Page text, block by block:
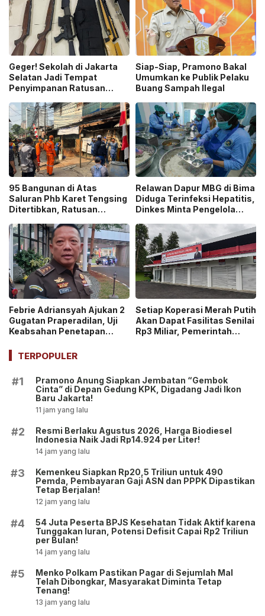
Geger! Sekolah di Jakarta
Selatan Jadi Tempat
Penyimpanan Ratusan
Pemilik
Siap-Siap, Pramono Bakal
Umumkan ke Publik Pelaku
Buang Sampah Ilegal
95 Bangunan di Atas
Saluran Phb Karet Tengsing
Ditertibkan, Ratusan
Dikerahkan
Relawan Dapur MBG di Bima
Diduga Terinfeksi Hepatitis,
Dinkes Minta Pengelola
Febrie Adriansyah Ajukan 2
Gugatan Praperadilan, Uji
Keabsahan Penetapan
Penyitaan Aset!
Setiap Koperasi Merah Putih
Akan Dapat Fasilitas Senilai
Rp3 Miliar, Pemerintah
TERPOPULER
#1
Pramono Anung Siapkan Jembatan “Gembok
Cinta” di Depan Gedung KPK, Digadang Jadi Ikon
Baru Jakarta!
11 jam yang lalu
#2
Resmi Berlaku Agustus 2026, Harga Biodiesel
Indonesia Naik Jadi Rp14.924 per Liter!
14 jam yang lalu
#3
Kemenkeu Siapkan Rp20,5 Triliun untuk 490
Pemda, Pembayaran Gaji ASN dan PPPK Dipastikan
Tetap Berjalan!
12 jam yang lalu
#4
54 Juta Peserta BPJS Kesehatan Tidak Aktif karena
Tunggakan Iuran, Potensi Defisit Capai Rp2 Triliun
per Bulan!
14 jam yang lalu
#5
Menko Polkam Pastikan Pagar di Sejumlah Mal
Telah Dibongkar, Masyarakat Diminta Tetap
Tenang!
13 jam yang lalu